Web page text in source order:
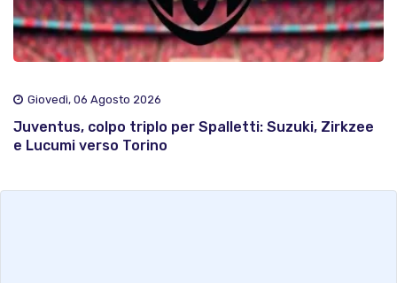
Giovedì, 06 Agosto 2026
Juventus, colpo triplo per Spalletti: Suzuki, Zirkzee
e Lucumi verso Torino